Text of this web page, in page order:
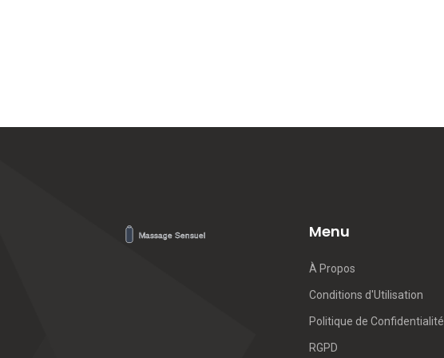
Menu
À Propos
Conditions d'Utilisation
Politique de Confidentialité
RGPD